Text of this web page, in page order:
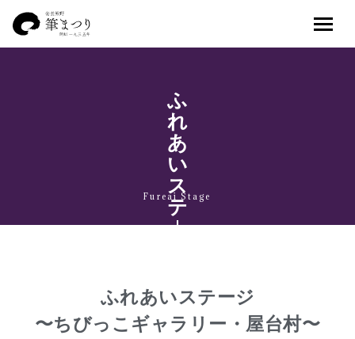
ふ
れ
あ
い
ス
テ
|
Fureai Stage
ふれあいステージ
〜ちびっこギャラリー・屋台村〜